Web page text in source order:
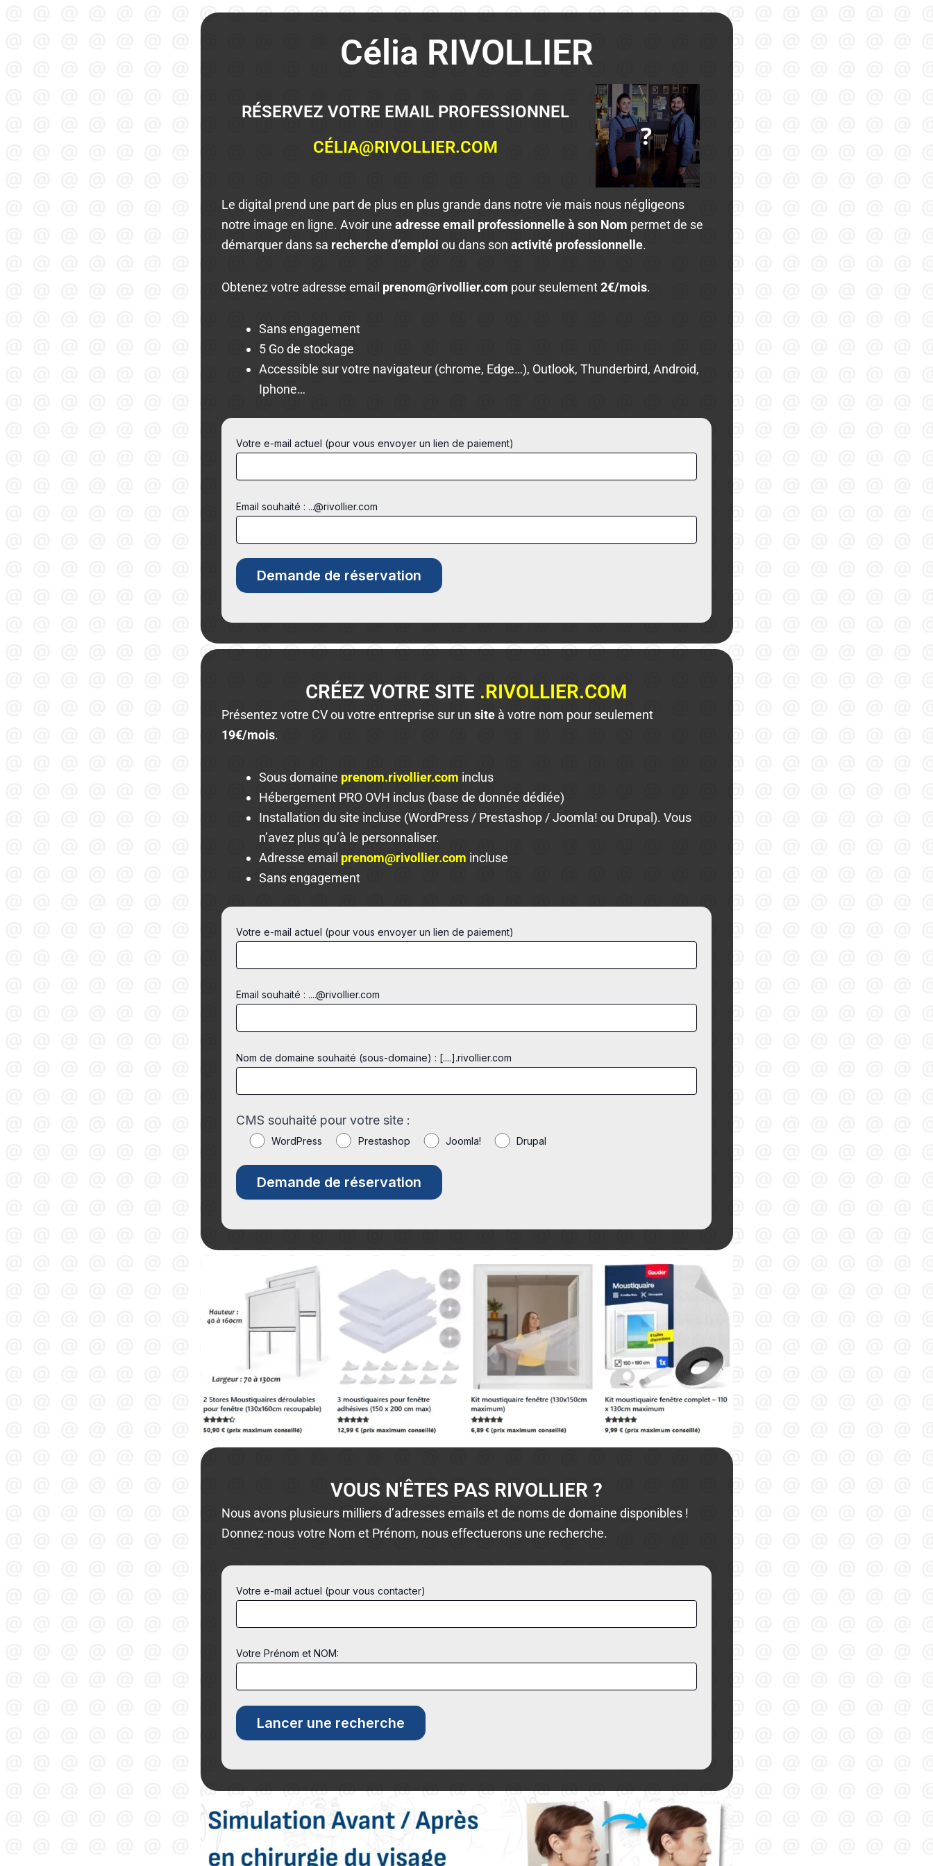
Célia RIVOLLIER
RÉSERVEZ VOTRE EMAIL PROFESSIONNEL
CÉLIA@RIVOLLIER.COM
Le digital prend une part de plus en plus grande dans notre vie mais nous négligeons
notre image en ligne. Avoir uneadresse email professionnelle à son Nom permet de se
démarquer dans sa recherche d’emploi ou dans sonactivité professionnelle.
Obtenez votre adresse email prenom@rivollier.com pour seulement2€/mois.
Sans engagement
5 Go de stockage
Accessible sur votre navigateur (chrome, Edge…), Outlook, Thunderbird, Android,
Iphone…
Votre e-mail actuel (pour vous envoyer un lien de paiement)
Email souhaité : ...@rivollier.com
CRÉEZ VOTRE SITE .RIVOLLIER.COM
Présentez votre CV ou votre entreprise sur unsite à votre nom pour seulement
19€/mois.
Sous domaine prenom.rivollier.com inclus
Hébergement PRO OVH inclus (base de donnée dédiée)
Installation du site incluse (WordPress / Prestashop / Joomla! ou Drupal). Vous
n’avez plus qu’à le personnaliser.
Adresse email prenom@rivollier.com incluse
Sans engagement
Votre e-mail actuel (pour vous envoyer un lien de paiement)
Email souhaité : ....@rivollier.com
Nom de domaine souhaité (sous-domaine) : [....].rivollier.com
CMS souhaité pour votre site :
WordPress Prestashop Joomla! Drupal
VOUS N'ÊTES PAS RIVOLLIER ?
Nous avons plusieurs milliers d’adresses emails et de noms de domaine disponibles !
Donnez-nous votre Nom et Prénom, nous effectuerons une recherche.
Votre e-mail actuel (pour vous contacter)
Votre Prénom et NOM: